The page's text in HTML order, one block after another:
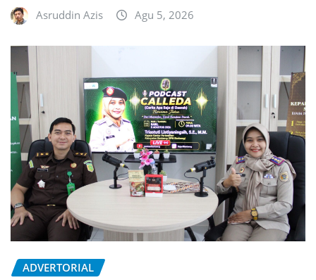
Asruddin Azis Agu 5, 2026
ADVERTORIAL